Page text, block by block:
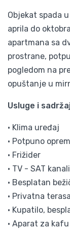
Objekat spada
aprila do
apartmana sa
prostrane,
pogledom na
opuštanje u
Usluge i
• Klima uređaj
• Potpuno
• Frižider
• TV - SAT
• Besplatan
• Privatna terasa
• Kupatilo,
• Aparat za kafu